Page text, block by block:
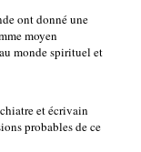
ont donné une
moyen
monde spirituel et
et écrivain
probables de ce